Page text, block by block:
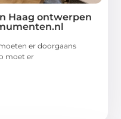
Haag ontwerpen
er doorgaans
moet er